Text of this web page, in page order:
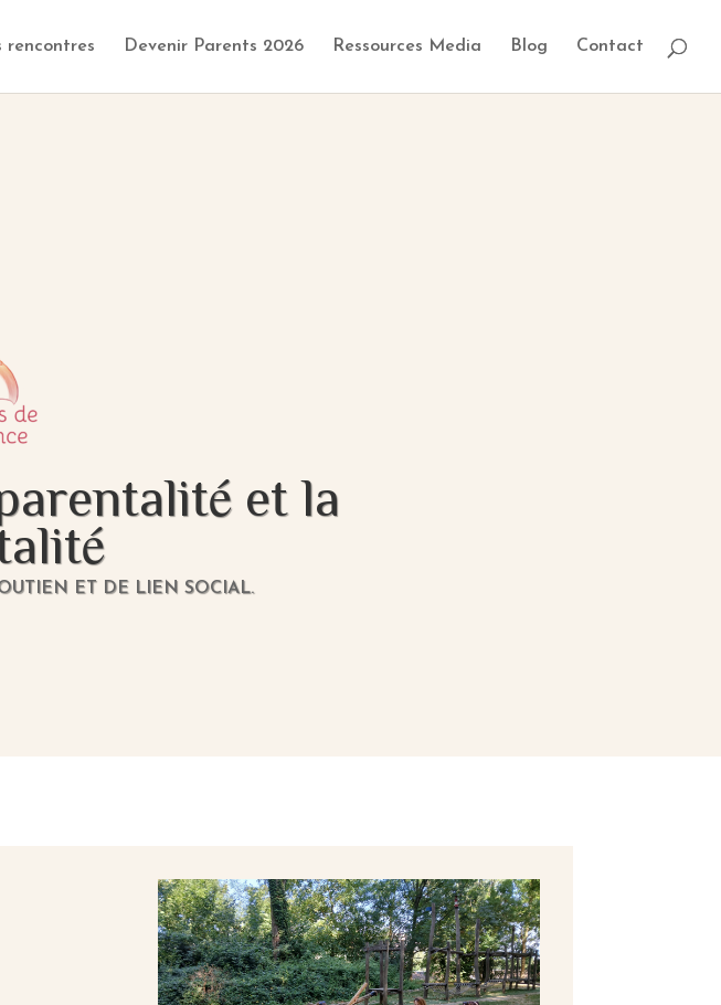
rencontres Devenir Parents 2026 Ressources Media Blog Contact
et la
ET DE LIEN SOCIAL.